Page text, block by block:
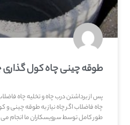
طوقه چینی چاه کول گذاری
پس از برداشتن درب چاه و تخلیه چاه
چاه فاضلاب اگر چاه نیاز به طوقه چینی و
طور کامل توسط سرویسکاران ما انجام می